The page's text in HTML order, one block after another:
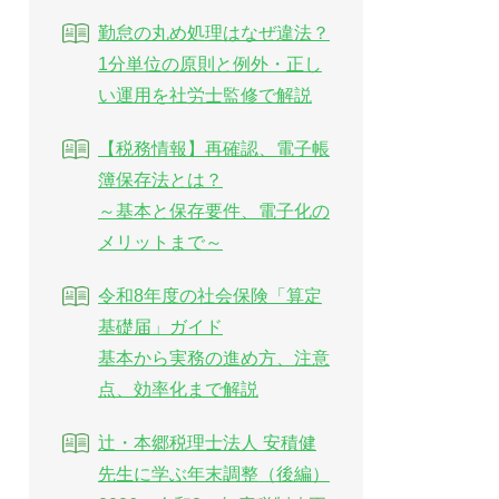
勤怠の丸め処理はなぜ違法？
1分単位の原則と例外・正し
い運用を社労士監修で解説
【税務情報】再確認、電子帳
簿保存法とは？
～基本と保存要件、電子化の
メリットまで～
令和8年度の社会保険「算定
基礎届」ガイド
基本から実務の進め方、注意
点、効率化まで解説
辻・本郷税理士法人 安積健
先生に学ぶ年末調整（後編）